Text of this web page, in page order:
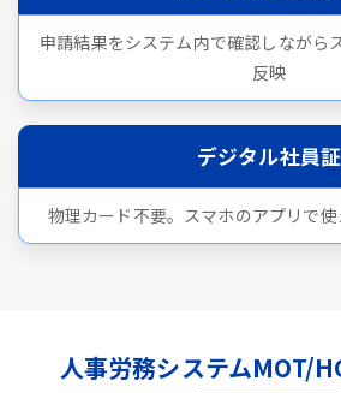
申請結果をシステム内で確認しながら
反映
デジタル社員証
物理カード不要。スマホのアプリで
人事労務システムMOT/